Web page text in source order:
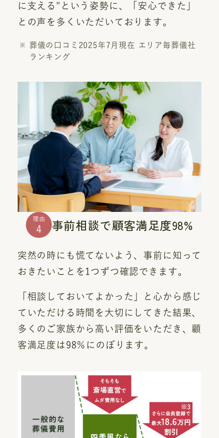
に支える"という姿勢に、「安心できた」
との声を多くいただいております。
葬儀の口コミ2025年7月現在 エリア毎葬儀社
ランキング
理由
4 事前相談で顧客満足度98%
突然の時にも慌てないよう、事前に知って
おきたいことを1つずつ確認できます。
「相談しておいてよかった」と心から感じ
ていただける時間を大切にしてきた結果、
多くのご家族から高い評価をいただき、顧
客満足度は98％にのぼります。